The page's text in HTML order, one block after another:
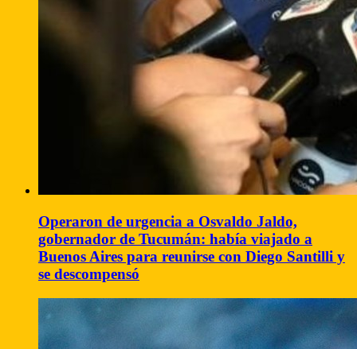
Operaron de urgencia a Osvaldo Jaldo,
gobernador de Tucumán: había viajado a
Buenos Aires para reunirse con Diego Santilli y
se descompensó